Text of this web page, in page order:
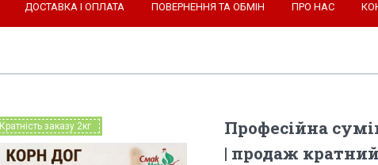
ДОСТАВКА І ОПЛАТА ПОВЕРНЕННЯ ТА ОБМІН ПРО НАС
Кратність заказу 2кг
Професійна
| продаж